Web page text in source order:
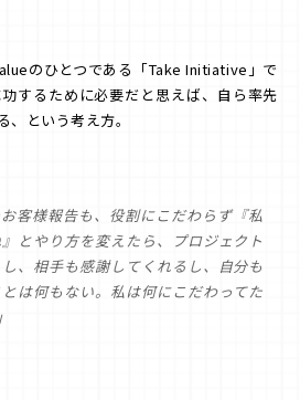
のひとつである「Take Initiative」で
するために必要だと思えば、自ら率先
、という考え方。
客様報告も、役割にこだわらず『私
とやり方を変えたら、プロジェクト
、相手も感謝してくれるし、自分も
は何もない。私は何にこだわってた